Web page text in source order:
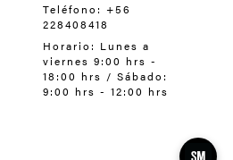
Teléfono: +56
228408418‬
Horario: Lunes a
viernes 9:00 hrs -
18:00 hrs / Sábado:
9:00 hrs - 12:00 hrs